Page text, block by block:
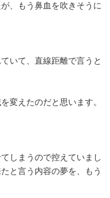
、もう鼻血を吹きそうに
いて、直線距離で言うと
変えたのだと思います。
しまうので控えていまし
と言う内容の夢を、もう